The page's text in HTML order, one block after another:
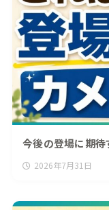
今後の登場に期待
2026年7月31日